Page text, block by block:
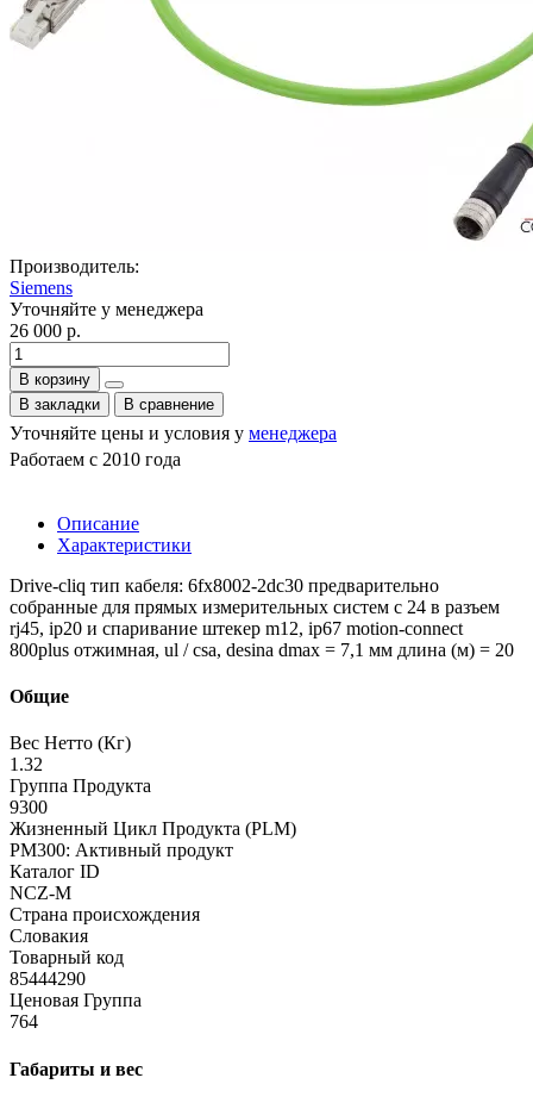
Производитель:
Siemens
Уточняйте у менеджера
26 000 р.
В корзину
В закладки
В сравнение
Уточняйте цены и условия у менеджера
Работаем с 2010 года
Описание
Характеристики
Drive-cliq тип кабеля: 6fx8002-2dc30 предварительно
собранные для прямых измерительных систем с 24 в разъем
rj45, ip20 и спаривание штекер m12, ip67 motion-connect
800plus отжимная, ul / csa, desina dmax = 7,1 мм длина (м) = 20
Общие
Вес Нетто (Кг)
1.32
Группа Продукта
9300
Жизненный Цикл Продукта (PLM)
PM300: Активный продукт
Каталог ID
NCZ-M
Страна происхождения
Словакия
Товарный код
85444290
Ценовая Группа
764
Габариты и вес